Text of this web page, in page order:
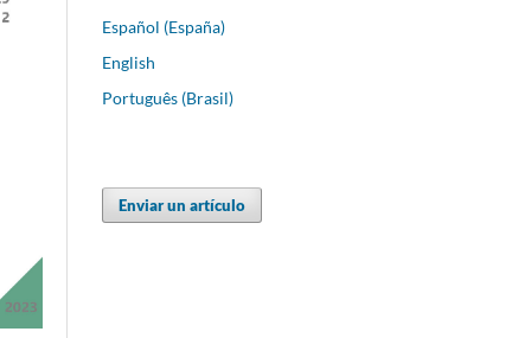
Español (España)
English
Português (Brasil)
Enviar un artículo